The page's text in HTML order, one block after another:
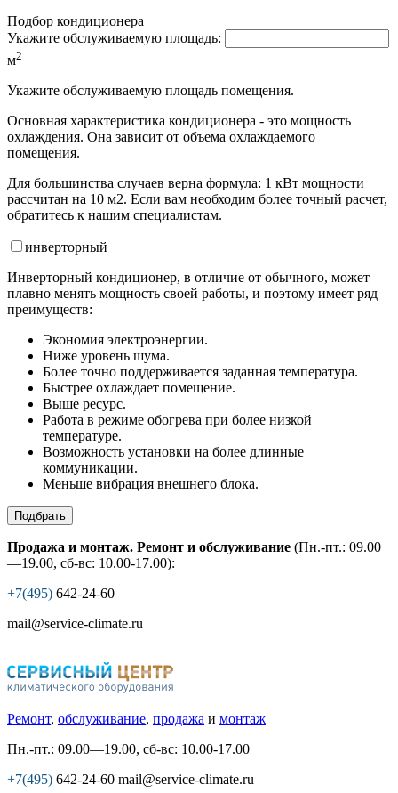
Подбор кондиционера
Укажите обслуживаемую площадь:
м2
Укажите обслуживаемую площадь помещения.
Основная характеристика кондиционера - это мощность
охлаждения. Она зависит от объема охлаждаемого
помещения.
Для большинства случаев верна формула: 1 кВт мощности
рассчитан на 10 м2. Если вам необходим более точный расчет,
обратитесь к нашим специалистам.
инверторный
Инверторный кондиционер, в отличие от обычного, может
плавно менять мощность своей работы, и поэтому имеет ряд
преимуществ:
Экономия электроэнергии.
Ниже уровень шума.
Более точно поддерживается заданная температура.
Быстрее охлаждает помещение.
Выше ресурс.
Работа в режиме обогрева при более низкой
температуре.
Возможность установки на более длинные
коммуникации.
Меньше вибрация внешнего блока.
Подбрать
Продажа и монтаж. Ремонт и обслуживание (Пн.-пт.: 09.00
—19.00, сб-вс: 10.00-17.00):
+7(495) 642-24-60
mail@service-climate.ru
Ремонт, обслуживание, продажа и монтаж
Пн.-пт.: 09.00—19.00, сб-вс: 10.00-17.00
+7(495) 642-24-60 mail@service-climate.ru